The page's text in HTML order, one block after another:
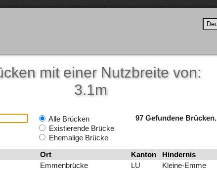
mit einer Nutzbreite von:
3.1m
Alle Brücken
Existierende Brücke
Ehemalige Brücke
97 Gefundene Brücken.
Ort Kanton Hindernis
Emmenbrücke LU Kleine-Emme